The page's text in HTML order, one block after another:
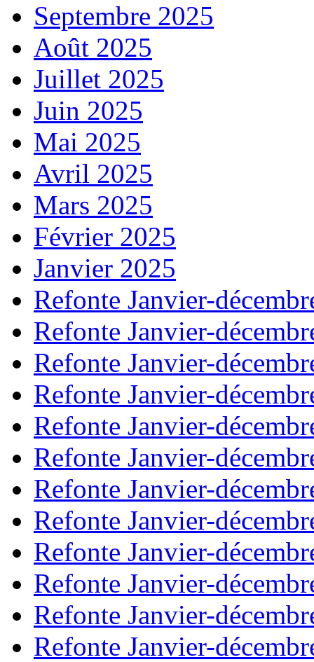
Septembre 2025
Août 2025
Juillet 2025
Juin 2025
Mai 2025
Avril 2025
Mars 2025
Février 2025
Janvier 2025
Refonte Janvier-
Refonte Janvier-
Refonte Janvier-
Refonte Janvier-
Refonte Janvier-
Refonte Janvier-
Refonte Janvier-
Refonte Janvier-
Refonte Janvier-
Refonte Janvier-
Refonte Janvier-
Refonte Janvier-